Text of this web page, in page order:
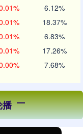
6.12%
18.37%
6.83%
17.26%
7.68%